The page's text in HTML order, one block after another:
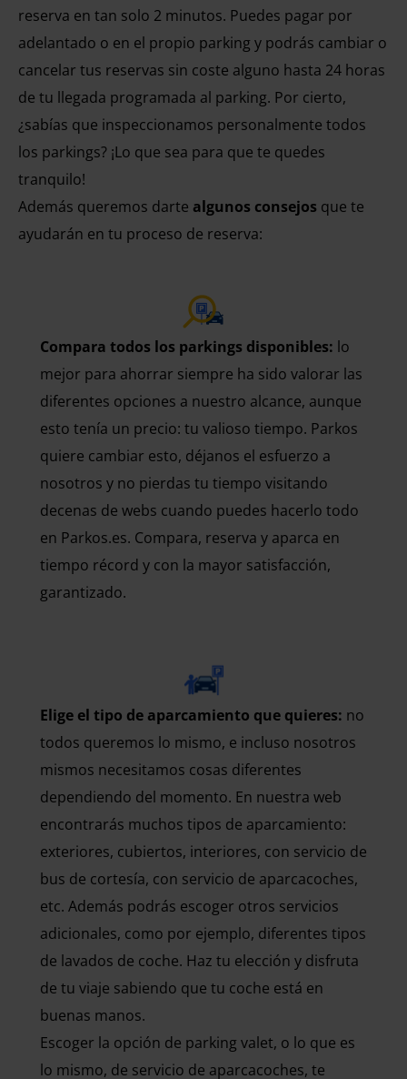
reserva en tan solo 2 minutos. Puedes pagar por
adelantado o en el propio parking y podrás cambiar o
cancelar tus reservas sin coste alguno hasta 24 horas
de tu llegada programada al parking. Por cierto,
¿sabías que inspeccionamos personalmente todos
los parkings? ¡Lo que sea para que te quedes
tranquilo!
Además queremos darte algunos consejos que te
ayudarán en tu proceso de reserva:
Compara todos los parkings disponibles: lo
mejor para ahorrar siempre ha sido valorar las
diferentes opciones a nuestro alcance, aunque
esto tenía un precio: tu valioso tiempo. Parkos
quiere cambiar esto, déjanos el esfuerzo a
nosotros y no pierdas tu tiempo visitando
decenas de webs cuando puedes hacerlo todo
en Parkos.es. Compara, reserva y aparca en
tiempo récord y con la mayor satisfacción,
garantizado.
Elige el tipo de aparcamiento que quieres: no
todos queremos lo mismo, e incluso nosotros
mismos necesitamos cosas diferentes
dependiendo del momento. En nuestra web
encontrarás muchos tipos de aparcamiento:
exteriores, cubiertos, interiores, con servicio de
bus de cortesía, con servicio de aparcacoches,
etc. Además podrás escoger otros servicios
adicionales, como por ejemplo, diferentes tipos
de lavados de coche. Haz tu elección y disfruta
de tu viaje sabiendo que tu coche está en
buenas manos.
Escoger la opción de parking valet, o lo que es
lo mismo, de servicio de aparcacoches, te